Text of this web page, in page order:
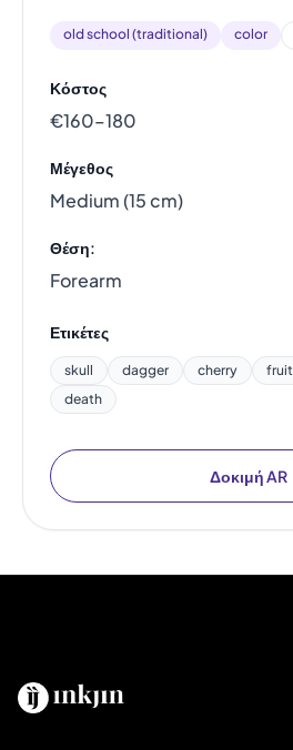
old school (traditional) color
Κόστος
€160–180
Μέγεθος
Medium (15 cm)
Θέση:
Forearm
Ετικέτες
skull dagger cherry fruit
death
Δοκιμή AR